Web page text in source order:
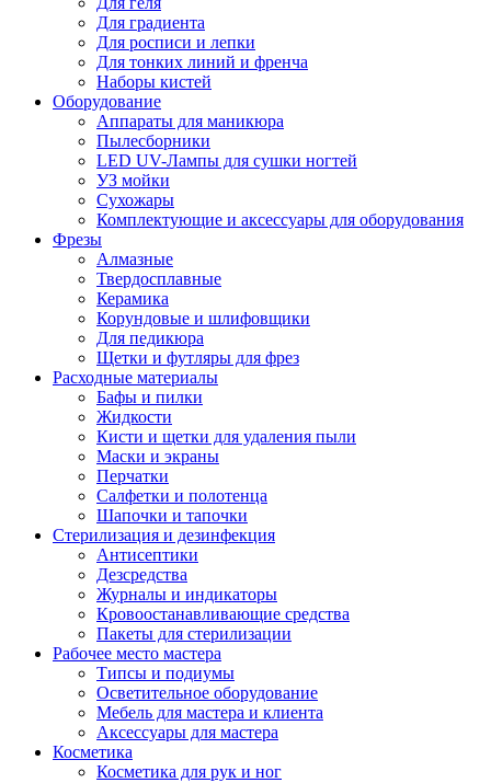
Для градиента
Для росписи и лепки
Для тонких линий и френча
Наборы кистей
Оборудование
Аппараты для маникюра
Пылесборники
LED UV-Лампы для сушки ногтей
УЗ мойки
Сухожары
Комплектующие и аксессуары для оборудования
Фрезы
Алмазные
Твердосплавные
Керамика
Корундовые и шлифовщики
Для педикюра
Щетки и футляры для фрез
Расходные материалы
Бафы и пилки
Жидкости
Кисти и щетки для удаления пыли
Маски и экраны
Перчатки
Салфетки и полотенца
Шапочки и тапочки
Стерилизация и дезинфекция
Антисептики
Дезсредства
Журналы и индикаторы
Кровоостанавливающие средства
Пакеты для стерилизации
Рабочее место мастера
Типсы и подиумы
Осветительное оборудование
Мебель для мастера и клиента
Аксессуары для мастера
Косметика
Косметика для рук и ног